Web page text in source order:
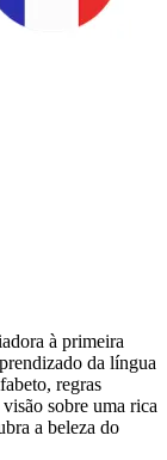
à primeira
da língua
regras
sobre uma rica
a beleza do